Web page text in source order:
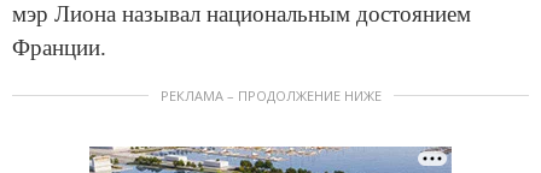
мэр Лиона называл национальным достоянием
Франции.
РЕКЛАМА – ПРОДОЛЖЕНИЕ НИЖЕ